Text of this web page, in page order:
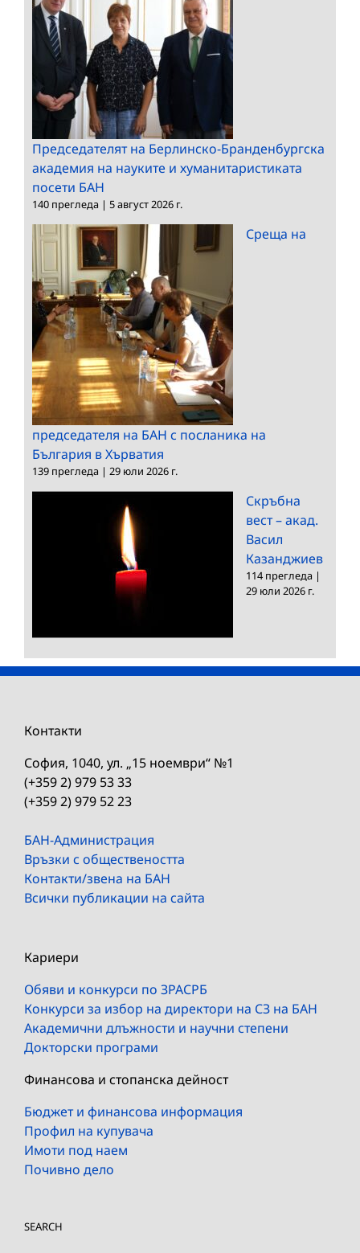
Председателят на Берлинско-Бранденбургска
академия на науките и хуманитаристиката
посети БАН
140 прегледа | 5 август 2026 г.
Среща на
председателя на БАН с посланика на
България в Хърватия
139 прегледа | 29 юли 2026 г.
Скръбна
вест – акад.
Васил
Казанджиев
114 прегледа |
29 юли 2026 г.
Контакти
София, 1040, ул. „15 ноември“ №1
(+359 2) 979 53 33
(+359 2) 979 52 23
БАН-Администрация
Връзки с обществеността
Контакти/звена на БАН
Всички публикации на сайта
Кариери
Обяви и конкурси по ЗРАСРБ
Конкурси за избор на директори на СЗ на БАН
Академични длъжности и научни степени
Докторски програми
Финансова и стопанска дейност
Бюджет и финансова информация
Профил на купувача
Имоти под наем
Почивно дело
SEARCH